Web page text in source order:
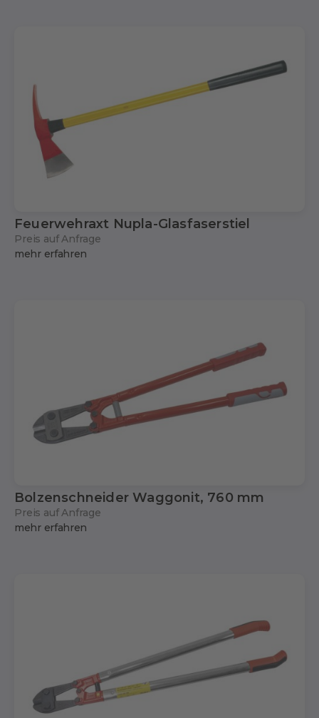
Feuerwehraxt Nupla-Glasfaserstiel
Preis auf Anfrage
mehr erfahren
Bolzenschneider Waggonit, 760 mm
Preis auf Anfrage
mehr erfahren